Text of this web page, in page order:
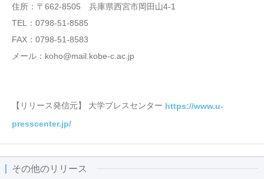
住所：〒662-8505 兵庫県西宮市岡田山4-1
TEL：0798-51-8585
FAX：0798-51-8583
メール：koho@mail.kobe-c.ac.jp
【リリース発信元】 大学プレスセンター https://www.u-
presscenter.jp/
その他のリリース